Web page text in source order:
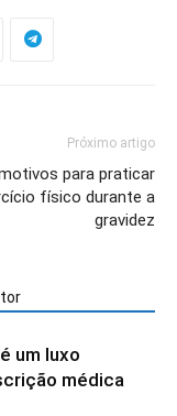
Próximo artigo
para praticar
físico durante a
gravidez
um luxo
médica